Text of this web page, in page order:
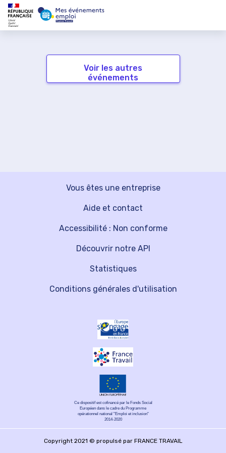
Voir les autres
événements
Vous êtes une entreprise
Découvrir notre API
Aide et contact
Statistiques
Accessibilité : Non conforme
Conditions générales d'utilisation
Ce dispositif est cofinancé par le Fonds Social
Européen dans le cadre du Programme
opérationnel national "Emploi et inclusion"
2014-2020
Copyright 2021 © propulsé par FRANCE TRAVAIL